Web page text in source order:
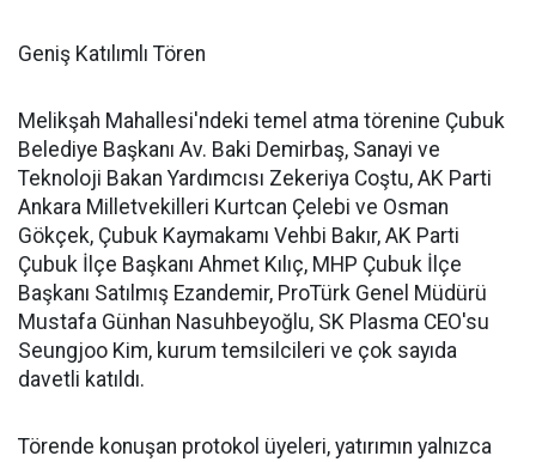
Geniş Katılımlı Tören
Melikşah Mahallesi'ndeki temel atma törenine Çubuk
Belediye Başkanı Av. Baki Demirbaş, Sanayi ve
Teknoloji Bakan Yardımcısı Zekeriya Coştu, AK Parti
Ankara Milletvekilleri Kurtcan Çelebi ve Osman
Gökçek, Çubuk Kaymakamı Vehbi Bakır, AK Parti
Çubuk İlçe Başkanı Ahmet Kılıç, MHP Çubuk İlçe
Başkanı Satılmış Ezandemir, ProTürk Genel Müdürü
Mustafa Günhan Nasuhbeyoğlu, SK Plasma CEO'su
Seungjoo Kim, kurum temsilcileri ve çok sayıda
davetli katıldı.
Törende konuşan protokol üyeleri, yatırımın yalnızca